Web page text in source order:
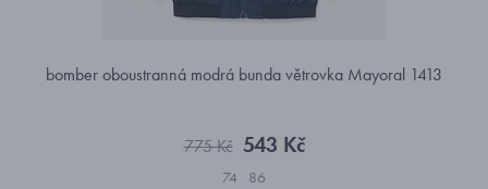
bomber oboustranná modrá bunda větrovka Mayoral 1413
775 Kč 543 Kč
74 86